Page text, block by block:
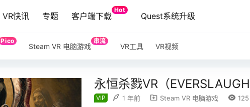
VR快讯 专题 客户端下载
Hot
Quest系统升级
Pico
Steam VR 电脑游戏
串流
VR工具 VR视频
永恒杀戮VR（
VIP 1 年前 Steam VR 电脑游戏 125